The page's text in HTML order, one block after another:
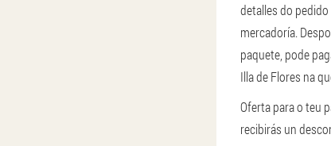
detalles do
mercadoría.
paquete, pode
Illa de Flores na
Oferta para o teu
recibirás un